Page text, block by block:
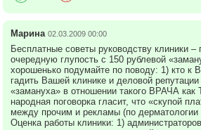
Марина 02.03.2009 00:00
Бесплатные советы руководству клиники –
очередную глупость с 150 рублевой
хорошенько подумайте по поводу: 1) кто к
гадить Вашей клинике и деловой
«замануха» в отношении такого ВРАЧА как
народная поговорка гласит, что «скупой
между прочим и рекламы (по дерматологии
Оценка работы клиники: 1)